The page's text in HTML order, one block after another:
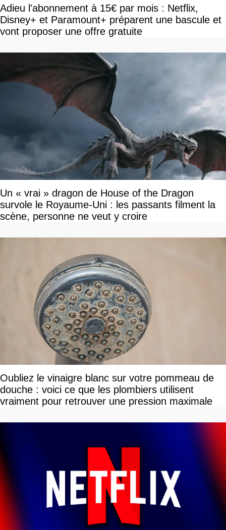
Adieu l'abonnement à 15€ par mois : Netflix,
Disney+ et Paramount+ préparent une bascule et
vont proposer une offre gratuite
Un « vrai » dragon de House of the Dragon
survole le Royaume-Uni : les passants filment la
scène, personne ne veut y croire
Oubliez le vinaigre blanc sur votre pommeau de
douche : voici ce que les plombiers utilisent
vraiment pour retrouver une pression maximale